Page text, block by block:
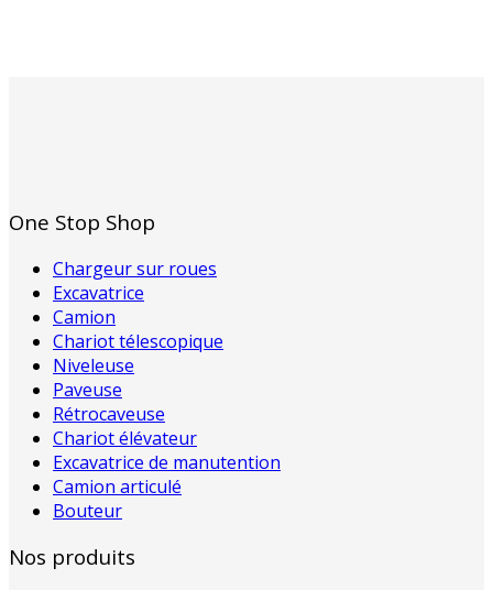
One Stop Shop
Chargeur sur roues
Excavatrice
Camion
Chariot télescopique
Niveleuse
Paveuse
Rétrocaveuse
Chariot élévateur
Excavatrice de manutention
Camion articulé
Bouteur
Nos produits